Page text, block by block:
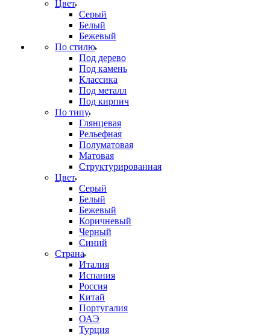
Цвет
Серый
Белый
Бежевый
По стилю
Под дерево
Под камень
Классика
Под металл
Под кирпич
По типу
Глянцевая
Рельефная
Полуматовая
Матовая
Структурированная
Цвет
Серый
Белый
Бежевый
Коричневый
Черный
Синий
Страна
Италия
Испания
Россия
Китай
Португалия
ОАЭ
Турция